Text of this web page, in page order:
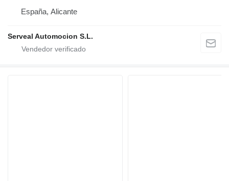
España, Alicante
Serveal Automocion S.L.